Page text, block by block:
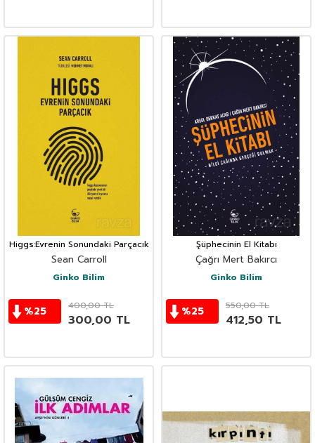
Higgs:Evrenin Sonundaki Parçacık
Sean Carroll
Ginko Bilim
%25 400,00TL
300,00 TL
Şüphecinin El Kitabı
Çağrı Mert Bakırcı
Ginko Bilim
%25 550,00TL
412,50 TL